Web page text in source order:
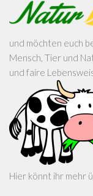
und möchten euch
Mensch, Tier und
und faire
Hier könnt ihr mehr